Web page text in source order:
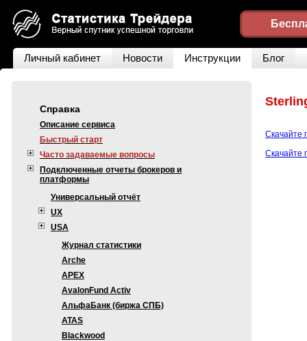
Личный кабинет Новости Инструкции Блог
Справка
Описание сервиса
Быстрый старт
Часто задаваемые вопросы
Подключенные отчеты брокеров и
платформы
Универсальный отчёт
UX
USA
Журнал статистики
Arche
APEX
AvalonFund Activ
АльфаБанк (биржа СПБ)
ATAS
Blackwood
Скачайте
Скачайте